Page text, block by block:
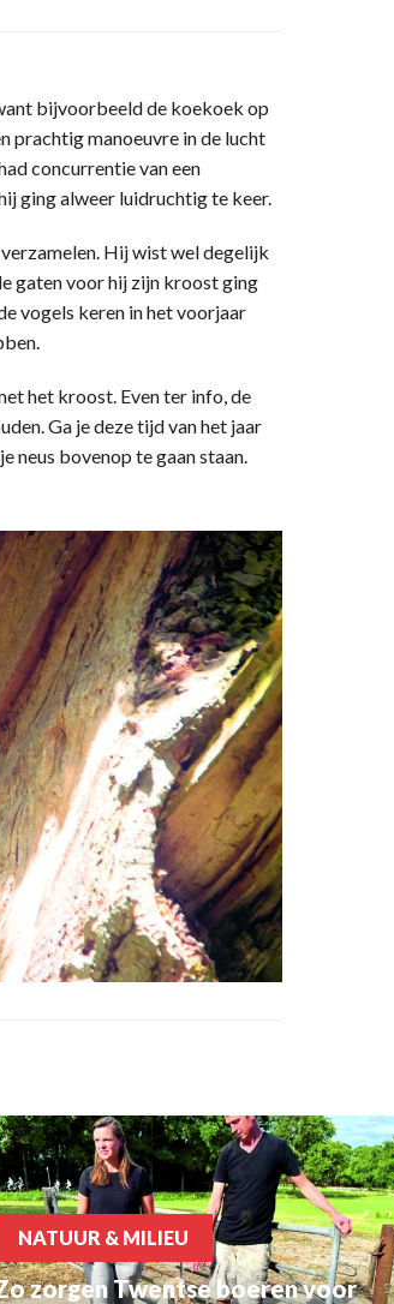
bijvoorbeeld de koekoek op
prachtig manoeuvre in de lucht
concurrentie van een
ging alweer luidruchtig te keer.
Hij wist wel degelijk
gaten voor hij zijn kroost ging
vogels keren in het voorjaar
het kroost. Even ter info, de
Ga je deze tijd van het jaar
neus bovenop te gaan staan.
NATUUR & MILIEU
zorgen Twentse boeren voor